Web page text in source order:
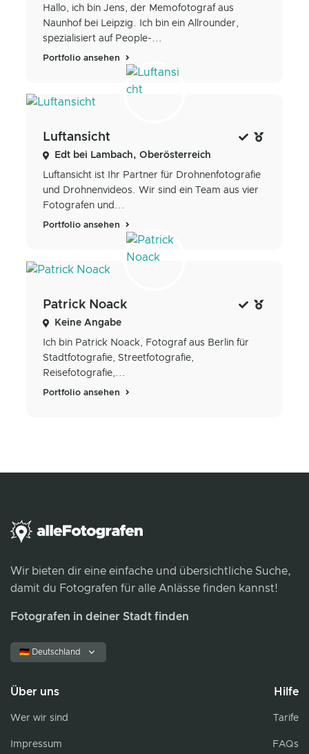
Hallo, ich bin Jens, der Memofotograf aus
Naunhof bei Leipzig. Ich bin ein Allrounder,
spezialisiert auf People-...
Portfolio ansehen
Luftansicht
Edt bei Lambach, Oberösterreich
Luftansicht ist Ihr Partner für Drohnenfotografie
und Drohnenvideos. Wir sind ein Team aus vier
Fotografen und...
Portfolio ansehen
Patrick Noack
Keine Angabe
Ich bin Patrick Noack, Fotograf aus Berlin für
Stadtfotografie, Streetfotografie,
Reisefotografie,...
Portfolio ansehen
Wir bieten dir eine einfache und übersichtliche Suche,
damit du Fotografen für alle Anlässe finden kannst!
Fotografen in deiner Stadt finden
🇩🇪 Deutschland
Über uns
Wer wir sind
Impressum
Hilfe
Tarife
FAQs